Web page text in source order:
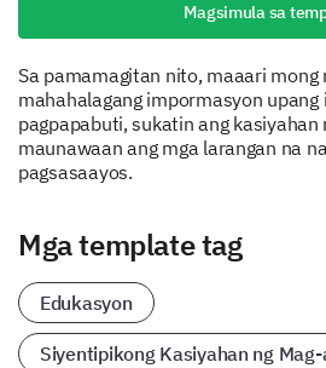
Magsimula sa
Sa pamamagitan nito, maaari mong
mahahalagang impormasyon upang
pagpapabuti, sukatin ang kasiyahan
maunawaan ang mga larangan na
pagsasaayos.
Mga template tag
Edukasyon
Siyentipikong Kasiyahan ng